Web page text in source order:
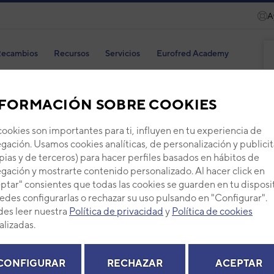
SOBRE COOKIES
son importantes para ti, influyen en tu experiencia de
Usamos cookies analíticas, de personalización y
y de terceros) para hacer perfiles basados en hábitos de
y mostrarte contenido personalizado. Al hacer click en
consientes que todas las cookies se guarden en tu
configurarlas o rechazar su uso pulsando en "Configurar".
leer nuestra Política de privacidad y Política de cookies
RECHAZAR ACEPTAR
Recursos Servicios Eurofred Academy
Código:
Ref.
+ Ver
PVP -